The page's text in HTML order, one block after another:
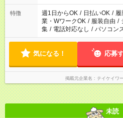
特徴 週1日からOK / 日払いOK / 履
業・WワークOK / 服装自由 /
集 / 電話対応なし / パソコン
気になる！ 応募
掲載元企業名 テイケイワ
未読